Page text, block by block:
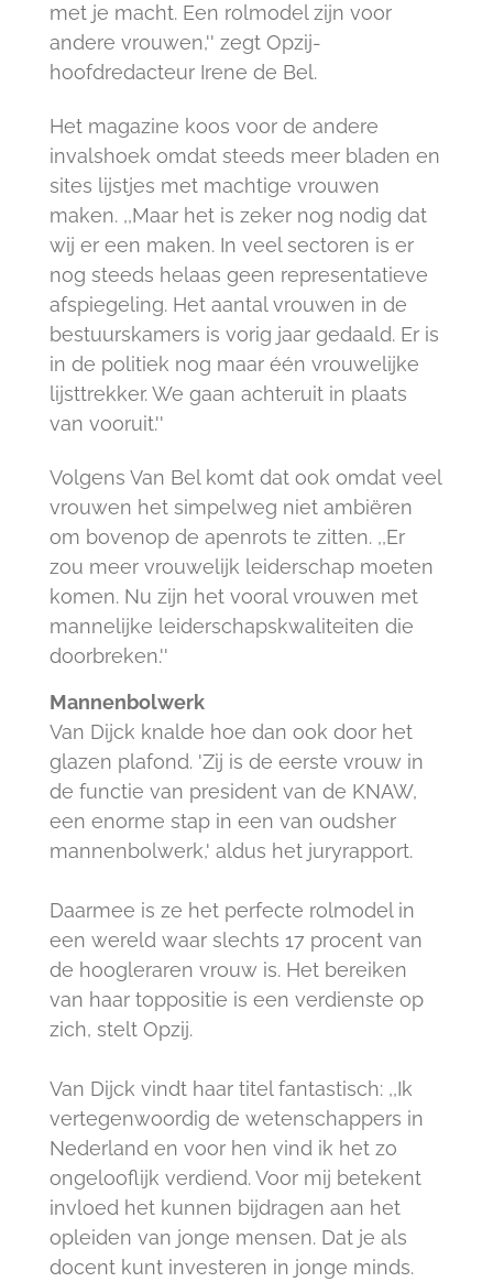
met je macht. Een rolmodel zijn voor
andere vrouwen,'' zegt Opzij-
hoofdredacteur Irene de Bel.
Het magazine koos voor de andere
invalshoek omdat steeds meer bladen en
sites lijstjes met machtige vrouwen
maken. ,,Maar het is zeker nog nodig dat
wij er een maken. In veel sectoren is er
nog steeds helaas geen representatieve
afspiegeling. Het aantal vrouwen in de
bestuurskamers is vorig jaar gedaald. Er is
in de politiek nog maar één vrouwelijke
lijsttrekker. We gaan achteruit in plaats
van vooruit.''
Volgens Van Bel komt dat ook omdat veel
vrouwen het simpelweg niet ambiëren
om bovenop de apenrots te zitten. ,,Er
zou meer vrouwelijk leiderschap moeten
komen. Nu zijn het vooral vrouwen met
mannelijke leiderschapskwaliteiten die
doorbreken.''
Mannenbolwerk
Van Dijck knalde hoe dan ook door het
glazen plafond. 'Zij is de eerste vrouw in
de functie van president van de KNAW,
een enorme stap in een van oudsher
mannenbolwerk,' aldus het juryrapport.
Daarmee is ze het perfecte rolmodel in
een wereld waar slechts 17 procent van
de hoogleraren vrouw is. Het bereiken
van haar toppositie is een verdienste op
zich, stelt Opzij.
Van Dijck vindt haar titel fantastisch: ,,Ik
vertegenwoordig de wetenschappers in
Nederland en voor hen vind ik het zo
ongelooflijk verdiend. Voor mij betekent
invloed het kunnen bijdragen aan het
opleiden van jonge mensen. Dat je als
docent kunt investeren in jonge minds.